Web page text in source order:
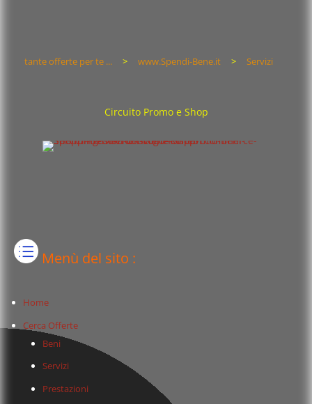
tante offerte per te ... > www.Spendi-Bene.it > Servizi
Circuito Promo e Shop
Menù del sito :
Home
Cerca Offerte
Beni
Servizi
Prestazioni